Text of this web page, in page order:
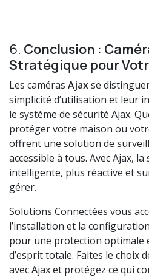
6. Conclusion :
Stratégique pour
Les caméras Ajaxse
simplicité d’utilisation et leur
le système de sécurité Ajax.
protéger votre maison ou
offrent une solution de
accessible à tous. Avec Ajax,
intelligente, plus réactive et
gérer.
Solutions Connectées vous
l’installation et la
pour une protection optimale
d’esprit totale. Faites le choix
avec Ajax et protégez ce qui